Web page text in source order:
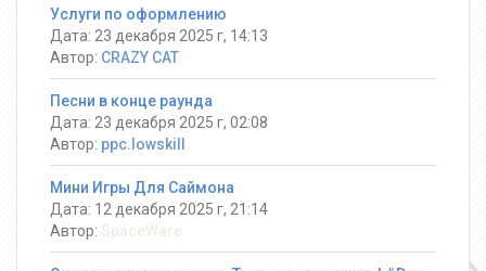
Услуги по оформлению
Дата: 23 декабря 2025 г, 14:13
Автор: CRAZY CAT
Песни в конце раунда
Дата: 23 декабря 2025 г, 02:08
Автор: ppc.lowskill
Мини Игры Для Саймона
Дата: 12 декабря 2025 г, 21:14
Автор: